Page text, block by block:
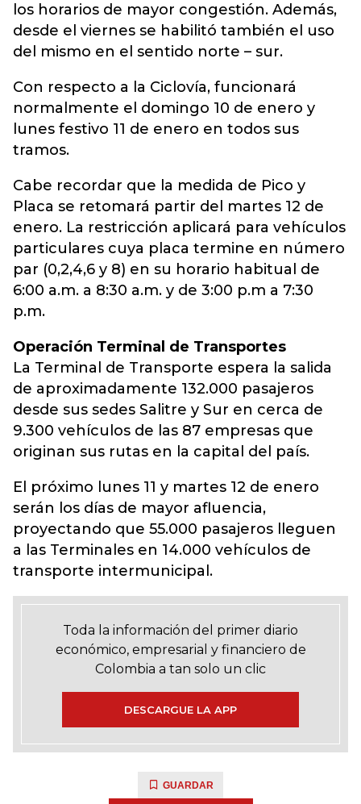
los horarios de mayor congestión. Además,
desde el viernes se habilitó también el uso
del mismo en el sentido norte – sur.
Con respecto a la Ciclovía, funcionará
normalmente el domingo 10 de enero y
lunes festivo 11 de enero en todos sus
tramos.
Cabe recordar que la medida de Pico y
Placa se retomará partir del martes 12 de
enero. La restricción aplicará para vehículos
particulares cuya placa termine en número
par (0,2,4,6 y 8) en su horario habitual de
6:00 a.m. a 8:30 a.m. y de 3:00 p.m a 7:30
p.m.
Operación Terminal de Transportes
La Terminal de Transporte espera la salida
de aproximadamente 132.000 pasajeros
desde sus sedes Salitre y Sur en cerca de
9.300 vehículos de las 87 empresas que
originan sus rutas en la capital del país.
El próximo lunes 11 y martes 12 de enero
serán los días de mayor afluencia,
proyectando que 55.000 pasajeros lleguen
a las Terminales en 14.000 vehículos de
transporte intermunicipal.
Toda la información del primer diario
económico, empresarial y financiero de
Colombia a tan solo un clic
DESCARGUE LA APP
GUARDAR